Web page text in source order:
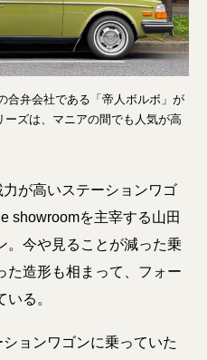
合弁会社である「帝人ボルボ」が
ーズは、マニアの間でも人気が高
が高いステーションワゴ
showroomを主宰する山田
。今や見ることが減った乗
た造形も相まって、フォー
る。
ョンワゴンに乗っていた